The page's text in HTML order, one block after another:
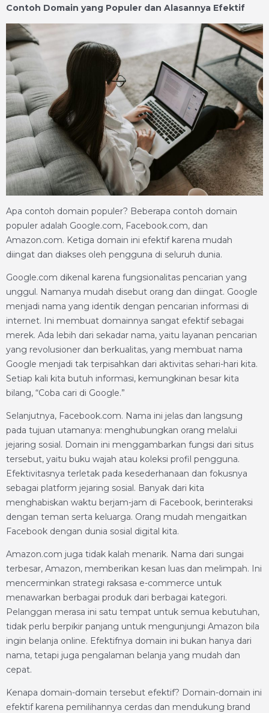
Contoh Domain yang Populer dan Alasannya Efektif
Apa contoh domain populer? Beberapa contoh domain
populer adalah Google.com, Facebook.com, dan
Amazon.com. Ketiga domain ini efektif karena mudah
diingat dan diakses oleh pengguna di seluruh dunia.
Google.com dikenal karena fungsionalitas pencarian yang
unggul. Namanya mudah disebut orang dan diingat. Google
menjadi nama yang identik dengan pencarian informasi di
internet. Ini membuat domainnya sangat efektif sebagai
merek. Ada lebih dari sekadar nama, yaitu layanan pencarian
yang revolusioner dan berkualitas, yang membuat nama
Google menjadi tak terpisahkan dari aktivitas sehari-hari kita.
Setiap kali kita butuh informasi, kemungkinan besar kita
bilang, “Coba cari di Google.”
Selanjutnya, Facebook.com. Nama ini jelas dan langsung
pada tujuan utamanya: menghubungkan orang melalui
jejaring sosial. Domain ini menggambarkan fungsi dari situs
tersebut, yaitu buku wajah atau koleksi profil pengguna.
Efektivitasnya terletak pada kesederhanaan dan fokusnya
sebagai platform jejaring sosial. Banyak dari kita
menghabiskan waktu berjam-jam di Facebook, berinteraksi
dengan teman serta keluarga. Orang mudah mengaitkan
Facebook dengan dunia sosial digital kita.
Amazon.com juga tidak kalah menarik. Nama dari sungai
terbesar, Amazon, memberikan kesan luas dan melimpah. Ini
mencerminkan strategi raksasa e-commerce untuk
menawarkan berbagai produk dari berbagai kategori.
Pelanggan merasa ini satu tempat untuk semua kebutuhan,
tidak perlu berpikir panjang untuk mengunjungi Amazon bila
ingin belanja online. Efektifnya domain ini bukan hanya dari
nama, tetapi juga pengalaman belanja yang mudah dan
cepat.
Kenapa domain-domain tersebut efektif? Domain-domain ini
efektif karena pemilihannya cerdas dan mendukung brand